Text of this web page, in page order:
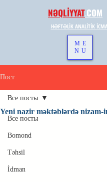
NƏQLİYYAT.COM
HƏFTƏLİK ANALİTİK
ME
NU
Пост
Все посты
Bomond
Təhsil
İdman
Все посты
Yeni nazir məktəblərdə nizam-